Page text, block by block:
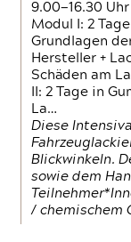
9.00—16.30 Uhr
Modul I: 2
Grundlagen
Hersteller +
Schäden am
II: 2 Tage in
La…
Diese
Blickwinkeln.
sowie dem
/ chemischem